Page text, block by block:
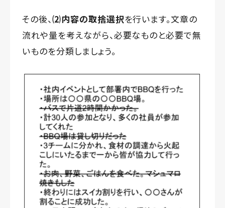
その後、⑵内容の取捨選択を行います。文章の
流れや量を考えながら、必要なものと必要で無
いものを分類しましょう。